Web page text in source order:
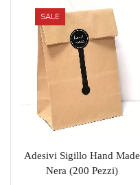
SALE
Adesivi Sigillo Hand Made
Nera (200 Pezzi)